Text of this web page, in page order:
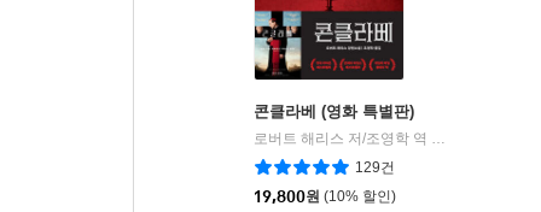
콘클라베 (영화 특별판)
로버트 해리스 저/조영학 역 |
129건
19,800원 (10% 할인)